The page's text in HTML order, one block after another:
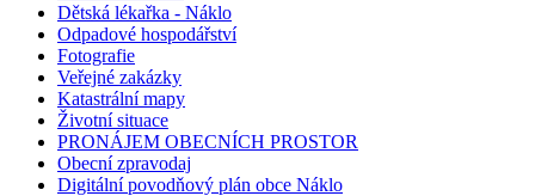
Dětská lékařka - Náklo
Odpadové hospodářství
Fotografie
Veřejné zakázky
Katastrální mapy
Životní situace
PRONÁJEM OBECNÍCH PROSTOR
Obecní zpravodaj
Digitální povodňový plán obce Náklo